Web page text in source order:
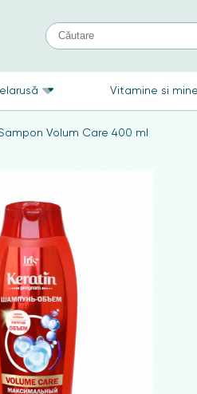
Vitamine si
Volum Care 400 ml